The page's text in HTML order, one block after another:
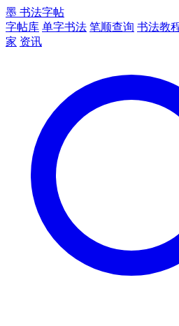
墨 书法字帖
字帖库 单字书法 笔顺查询 书法教
家 资讯